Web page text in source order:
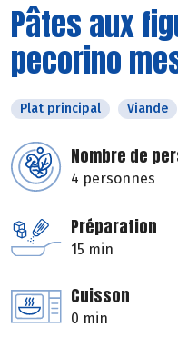
Pâtes aux
pecorino
Plat principal Viande
Nombre de
4 personnes
Préparation
15 min
Cuisson
0 min